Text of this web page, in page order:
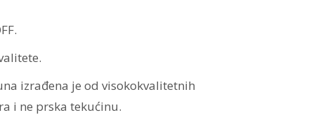
izrađena je od visokokvalitetnih
i ne prska tekućinu.